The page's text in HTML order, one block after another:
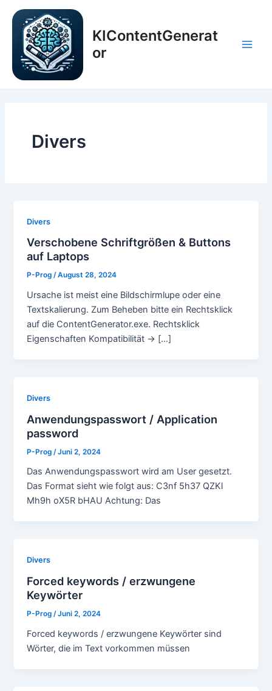
Inhalt
springen
KIContentGenerat
or
Divers
Divers
Verschobene Schriftgrößen & Buttons
auf Laptops
P-Prog/August 28, 2024
Ursache ist meist eine Bildschirmlupe oder eine
Textskalierung. Zum Beheben bitte ein Rechtsklick
auf die ContentGenerator.exe. Rechtsklick
Eigenschaften Kompatibilität -> […]
Divers
Anwendungspasswort / Application
password
P-Prog /Juni 2, 2024
Das Anwendungspasswort wird am User gesetzt.
Das Format sieht wie folgt aus: C3nf 5h37 QZKl
Mh9h oX5R bHAU Achtung: Das
Divers
Forced keywords / erzwungene
Keywörter
P-Prog/Juni 2, 2024
Forced keywords / erzwungene Keywörter sind
Wörter, die im Text vorkommen müssen